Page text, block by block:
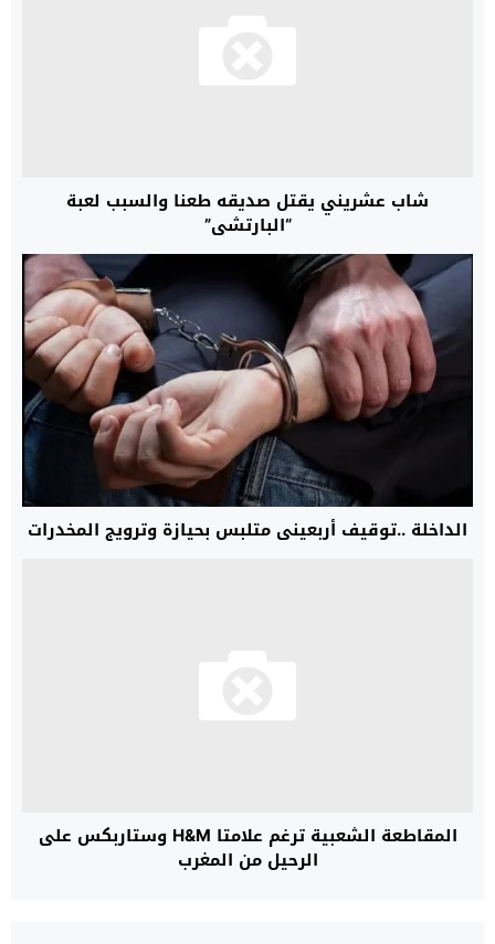
شاب عشريني يقتل صديقه طعنا والسبب لعبة
“البارتشي”
الداخلة ..توقيف أربعيني متلبس بحيازة وترويج المخدرات
المقاطعة الشعبية ترغم علامتا H&M وستاربكس على
الرحيل من المغرب